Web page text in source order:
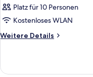
Platz für 10 Personen
Kostenloses WLAN
Weitere Details
Weitere